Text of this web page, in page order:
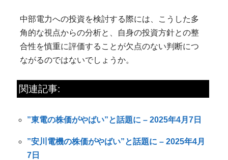
中部電力への投資を検討する際には、こうした多
角的な視点からの分析と、自身の投資方針との整
合性を慎重に評価することが欠点のない判断につ
ながるのではないでしょうか。
関連記事:
”東電の株価がやばい”と話題に – 2025年4月7日
”安川電機の株価がやばい”と話題に – 2025年4月
7日